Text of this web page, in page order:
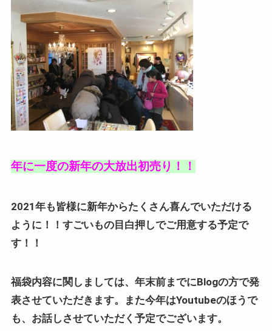
年に一度の新年の大放出初売り！！
2021年も皆様に新年からたくさん喜んでいただける
ように！！すごいもの目白押しでご用意する予定で
す！！
福袋内容に関しましては、年末前までにBlogの方で発
表させていただきます。また今年はYoutubeのほうで
も、お話しさせていただく予定でございます。